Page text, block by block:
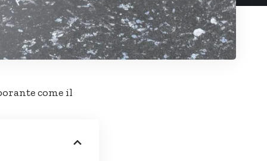
come il